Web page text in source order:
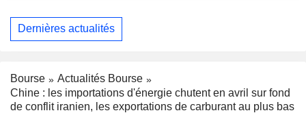
Dernières actualités
Bourse
Actualités Bourse
Chine : les importations d'énergie chutent en avril sur fond
de conflit iranien, les exportations de carburant au plus bas